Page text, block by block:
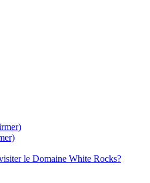
le Domaine White Rocks?